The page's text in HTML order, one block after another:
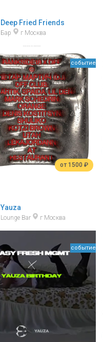
Deep Fried Friends
Бар г Москва
от 1500 ₽
событие
Yauza
Lounge Bar г Москва
событие